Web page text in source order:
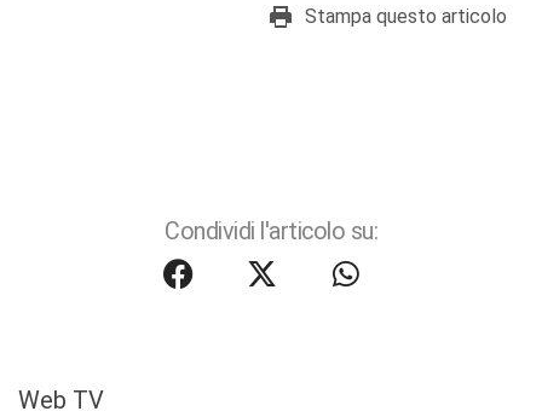
Stampa questo articolo
Condividi l'articolo su:
Web TV